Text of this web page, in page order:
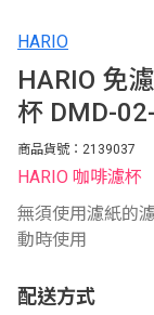
HARIO
HARIO 免
杯 DMD-
商品貨號：2139037
HARIO 咖啡濾杯
無須使用濾紙的
動時使用
配送方式